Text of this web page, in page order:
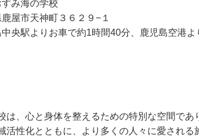
み海の学校
屋市天神町３６２９−１
央駅よりお車で約1時間40分、鹿児島空港
は、心と身体を整えるための特別な空間で
活性化とともに、より多くの人々に愛される